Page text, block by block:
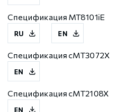
Спецификация MT8101iE
RU EN
Спецификация cMT3072X
EN
Спецификация cMT2108X
EN